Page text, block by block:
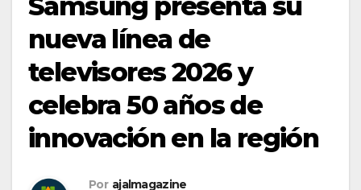
nueva línea de
televisores 2026 y
celebra 50 años de
innovación en la región
Por ajalmagazine